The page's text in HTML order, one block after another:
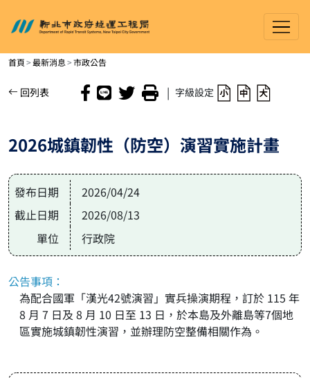
進入內容區塊
新北市政府捷運工程局
首頁 最新消息 市政公告
| 字級設定
回列表
2026城鎮韌性（防空）演習實施計畫
發布日期
2026/04/24
截止日期
2026/08/13
單位
行政院
公告事項：
為配合國軍「漢光42號演習」實兵操演期程，訂於 115 年
8 月 7 日及 8 月 10 日至 13 日，於本島及外離島等7個地
區實施城鎮韌性演習，並辦理防空整備相關作為。